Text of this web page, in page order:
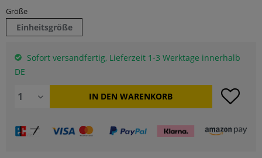
Größe
Einheitsgröße
Sofort versandfertig, Lieferzeit 1-3 Werktage innerhalb
DE
IN DEN WARENKORB